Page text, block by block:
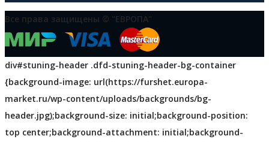
Все права защищены © "ЕВРОПА"
div#stuning-header .dfd-stuning-header-bg-container
{background-image: url(https://furshet.europa-
market.ru/wp-content/uploads/backgrounds/bg-
header.jpg);background-size: initial;background-position:
top center;background-attachment: initial;background-